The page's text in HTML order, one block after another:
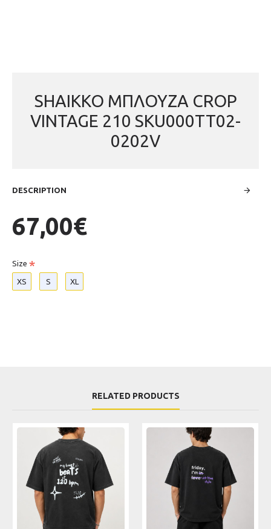
SHAIKKO ΜΠΛΟΥΖΑ CROP
VINTAGE 210 SKU000TT02-
0202V
DESCRIPTION
67,00€
Size
XS S XL
RELATED PRODUCTS